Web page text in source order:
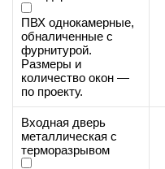
ПВХ однокамерные,
обналиченные с
фурнитурой.
Размеры и
количество окон —
по проекту.
Входная дверь
металлическая с
терморазрывом